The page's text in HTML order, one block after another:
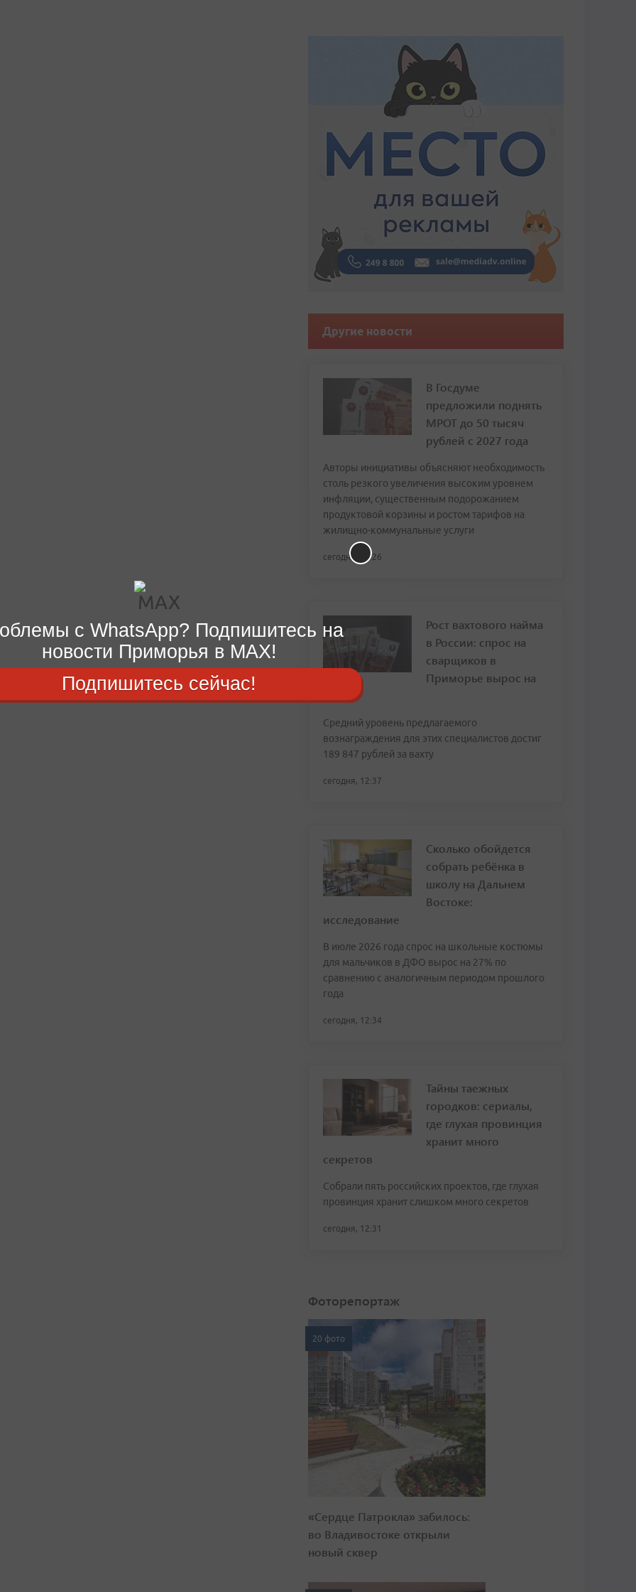
Другие новости
В Госдуме
предложили поднять
МРОТ до 50 тысяч
рублей с 2027 года
Авторы инициативы объясняют необходимость
столь резкого увеличения высоким уровнем
инфляции, существенным подорожанием
продуктовой корзины и ростом тарифов на
жилищно-коммунальные услуги
сегодня, 13:26
Рост вахтового найма
в России: спрос на
сварщиков в
Приморье вырос на
Средний уровень предлагаемого
вознаграждения для этих специалистов достиг
189 847 рублей за вахту
сегодня, 12:37
Сколько обойдется
собрать ребёнка в
школу на Дальнем
Востоке:
исследование
В июле 2026 года спрос на школьные костюмы
для мальчиков в ДФО вырос на 27% по
сравнению с аналогичным периодом прошлого
года
сегодня, 12:34
Тайны таежных
городков: сериалы,
где глухая провинция
хранит много
секретов
Собрали пять российских проектов, где глухая
провинция хранит слишком много секретов
сегодня, 12:31
Фоторепортаж
20 фото
«Сердце Патрокла» забилось:
во Владивостоке открыли
новый сквер
с WhatsApp? Подпишитесь на
новости Приморья в MAX!
Подпишитесь сейчас!